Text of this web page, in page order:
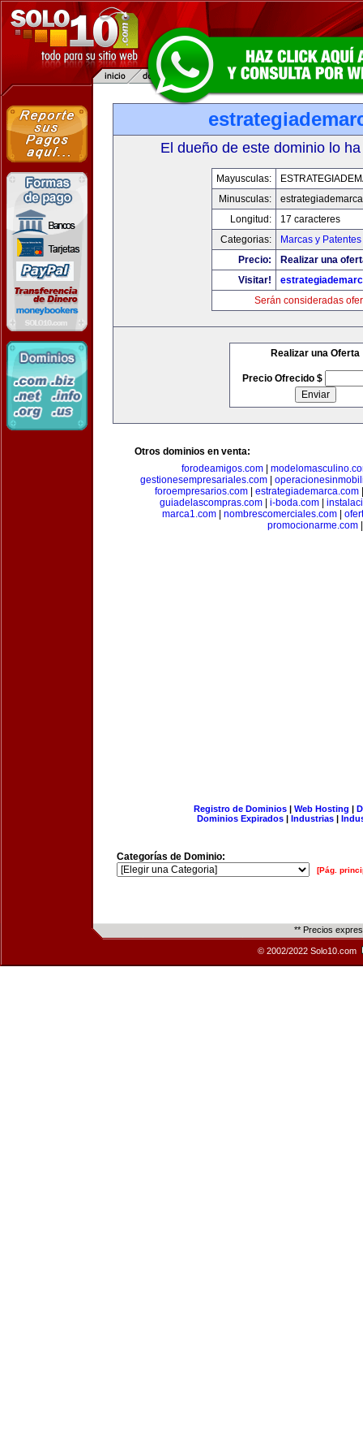
El dueño de este dominio lo
Mayusculas:
Minusculas:
Longitud:
17 caracteres
Categorias:
Marcas y Patentes
Precio:
Realizar una
Visitar!
Serán consideradas
Realizar una Oferta
Precio Ofrecido $
Otros dominios en venta:
forodeamigos.com
gestionesempresariales.com
foroempresarios.com| estrategiademarca.com
guiadelascompras.com
i-boda.com
marca1.com| nombrescomerciales.com|
promocionarme.com
Registro de Dominios| Web Hosting |
Dominios Expirados | Industrias |
Categorías de Dominio:
[Pág.
** Precios
© 2002/2022 Solo10.com